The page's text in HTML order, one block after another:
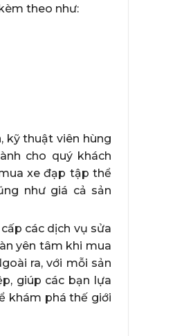
theo như:
kỹ thuật viên hùng
cho quý khách
xe đạp tập thể
như giá cả sản
các dịch vụ sửa
yên tâm khi mua
ra, với mỗi sản
giúp các bạn lựa
khám phá thế giới